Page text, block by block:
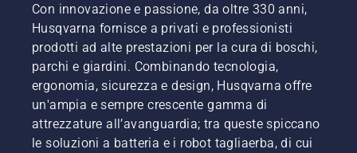
Con innovazione e passione, da oltre 330 anni,
Husqvarna fornisce a privati e professionisti
prodotti ad alte prestazioni per la cura di boschi,
parchi e giardini. Combinando tecnologia,
ergonomia, sicurezza e design, Husqvarna offre
un'ampia e sempre crescente gamma di
attrezzature all’avanguardia; tra queste spiccano
le soluzioni a batteria e i robot tagliaerba, di cui